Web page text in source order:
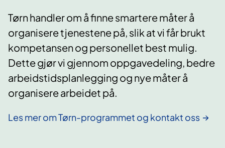
Tørn handler om å finne smartere måter å
organisere tjenestene på, slik at vi får brukt
kompetansen og personellet best mulig.
Dette gjør vi gjennom oppgavedeling, bedre
arbeidstidsplanlegging og nye måter å
organisere arbeidet på.
Les mer om Tørn-programmet og kontakt oss